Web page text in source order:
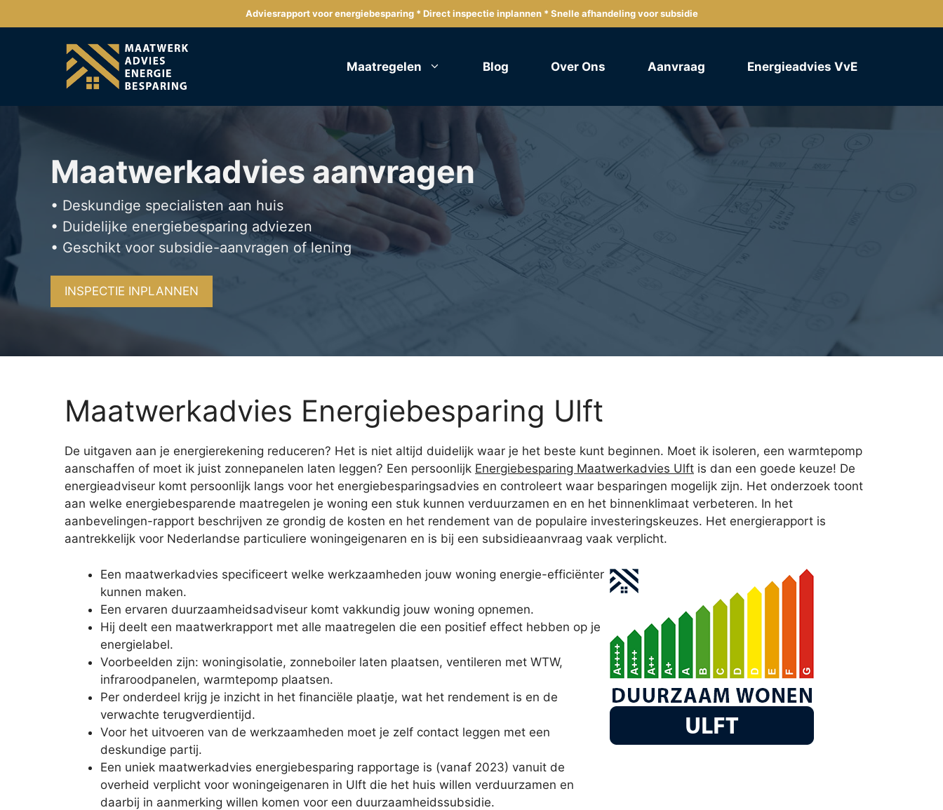
naar
Adviesrapport voor energiebesparing * Direct inspectie inplannen * Snelle afhandeling voor subsidie
Maatregelen Blog Over Ons Aanvraag Energieadvies VvE
Maatwerkadvies aanvragen
• Deskundige specialisten aan huis
• Duidelijke energiebesparing adviezen
• Geschikt voor subsidie-aanvragen of lening
INSPECTIE INPLANNEN
Maatwerkadvies Energiebesparing Ulft
De uitgaven aan je energierekening reduceren? Het is niet altijd duidelijk waar je het beste kunt beginnen. Moet ik isoleren, een warmtepomp
aanschaffen of moet ik juist zonnepanelen laten leggen? Een persoonlijk Energiebesparing Maatwerkadvies Ulft is dan een goede keuze! De
energieadviseur komt persoonlijk langs voor het energiebesparingsadvies en controleert waar besparingen mogelijk zijn. Het onderzoek toont
aan welke energiebesparende maatregelen je woning een stuk kunnen verduurzamen en en het binnenklimaat verbeteren. In het
aanbevelingen-rapport beschrijven ze grondig de kosten en het rendement van de populaire investeringskeuzes. Het energierapport is
aantrekkelijk voor Nederlandse particuliere woningeigenaren en is bij een subsidieaanvraag vaak verplicht.
Een maatwerkadvies specificeert welke werkzaamheden jouw woning energie-efficiënter
kunnen maken.
Een ervaren duurzaamheidsadviseur komt vakkundig jouw woning opnemen.
Hij deelt een maatwerkrapport met alle maatregelen die een positief effect hebben op je
energielabel.
Voorbeelden zijn: woningisolatie, zonneboiler laten plaatsen, ventileren met WTW,
infraroodpanelen, warmtepomp plaatsen.
Per onderdeel krijg je inzicht in het financiële plaatje, wat het rendement is en de
verwachte terugverdientijd.
Voor het uitvoeren van de werkzaamheden moet je zelf contact leggen met een
deskundige partij.
Een uniek maatwerkadvies energiebesparing rapportage is (vanaf 2023) vanuit de
overheid verplicht voor woningeigenaren in Ulft die het huis willen verduurzamen en
daarbij in aanmerking willen komen voor een duurzaamheidssubsidie.